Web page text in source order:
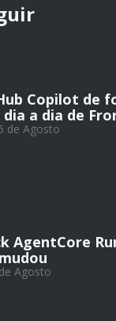
Copilot de
a dia de
de Agosto
AgentCore
Agosto